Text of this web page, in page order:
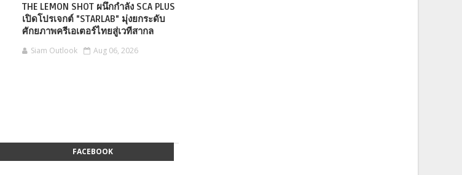
THE LEMON SHOT ผนึกกำลัง SCA PLUS
เปิดโปรเจกต์ "STARLAB" มุ่งยกระดับ
ศักยภาพครีเอเตอร์ไทยสู่เวทีสากล
Siam Outlook Aug 06, 2026
FACEBOOK